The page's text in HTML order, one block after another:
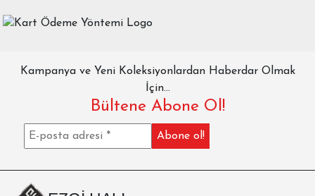
Kampanya ve Yeni Koleksiyonlardan Haberdar Olmak
İçin...
Bültene Abone Ol!